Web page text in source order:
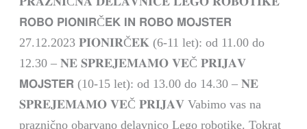
𝗥𝗢𝗕𝗢 𝗣𝗜𝗢𝗡𝗜𝗥Č𝗘𝗞 𝗜𝗡 𝗥𝗢𝗕𝗢 𝗠𝗢𝗝𝗦𝗧𝗘𝗥
27.12.2023 𝐏𝐈𝐎𝐍𝐈𝐑Č𝐄𝐊 (6-11 let): od 11.00 do
12.30 – 𝐍𝐄 𝐒𝐏𝐑𝐄𝐉𝐄𝐌𝐀𝐌𝐎 𝐕𝐄Č 𝐏𝐑𝐈𝐉𝐀𝐕
𝗠𝗢𝗝𝗦𝗧𝗘𝗥 (10-15 let): od 13.00 do 14.30 – 𝐍𝐄
𝐒𝐏𝐑𝐄𝐉𝐄𝐌𝐀𝐌𝐎 𝐕𝐄Č 𝐏𝐑𝐈𝐉𝐀𝐕 Vabimo vas na
praznično obarvano delavnico Lego robotike. Tokrat